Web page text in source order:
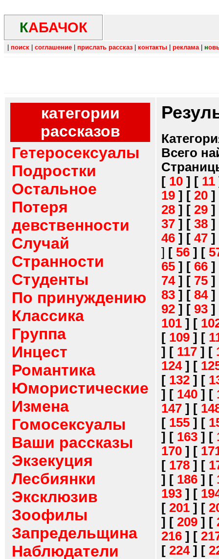
КАБАЧОК
поиск соглашение прислать рассказ контакты реклама| н
категории
рассказов
Гетеросексуалы
Подростки
Остальное
Потеря
девственности
Случай
Странности
Студенты
По принуждению
Классика
Группа
Инцест
Романтика
Юмористические
Измена
Гомосексуалы
Ваши рассказы
Экзекуция
Лесбиянки
Эксклюзив
Зоофилы
Запредельщина
Наблюдатели
Всего
[ 10 ] [ 11
19 ] [ 20 ]
28 ] [ 29 ]
37 ] [ 38 ]
46 ] [ 47 ]
] [ 56 ] [
65 ] [ 66 ]
74] [ 75 ]
83 ] [ 84]
92 ] [ 93 ]
101 ] [
[ 109 ] [
] [ 117 ] [
124] [
[ 132 ] [
] [ 140 ] [
147 ] [
[ 155 ] [
] [ 163 ] [
170 ] [
[ 178 ] [
] [ 186 ] [
193 ] [
[ 201 ] [
] [ 209 ] [
216 ] [
[ 224] [